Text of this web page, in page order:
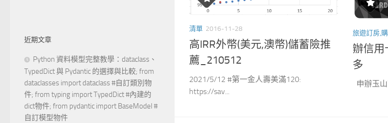
清單 2016-11-28
高IRR外幣(美元,澳幣)儲蓄險推
薦_210512
2021/5/12 #第一金人壽美滿120:
https://sav...
旅遊訂房,
辦信用
多
申辦玉
近期文章
Python 資料模型完整教學：dataclass、
TypedDict 與 Pydantic 的選擇與比較; from
dataclasses import dataclass #自訂類別物
件; from typing import TypedDict #內建的
dict物件; from pydantic import BaseModel #
自訂模型物件